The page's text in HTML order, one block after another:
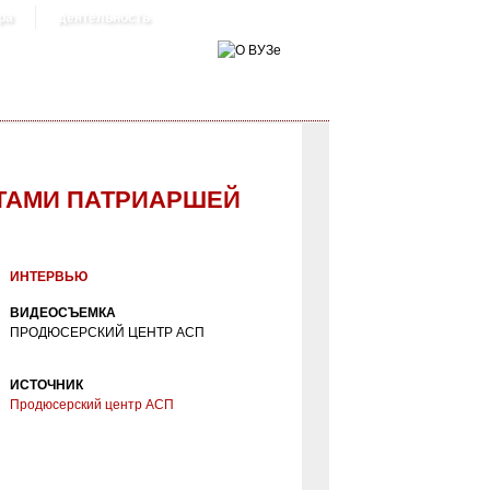
деятельность
ПАТРИАРШЕЙ
ЛИТЕРАТУРНОЙ ПРЕМИИ IX
ИНТЕРВЬЮ
ВИДЕОСЪЕМКА
ПРОДЮСЕРСКИЙ ЦЕНТР АСП
ИСТОЧНИК
Продюсерский центр АСП